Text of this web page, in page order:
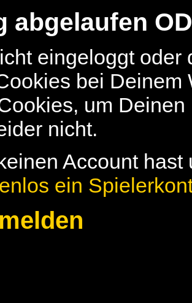
abgelaufen
eingeloggt
bei
um
nicht.
Account
ein